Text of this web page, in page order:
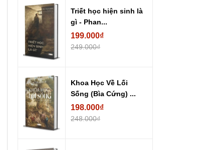
Triết học hiện sinh là
gì - Phan...
199.000₫
249.000₫
Khoa Học Về Lối
Sống (Bìa Cứng) ...
198.000₫
248.000₫